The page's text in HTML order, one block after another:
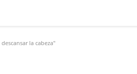
la cabeza"